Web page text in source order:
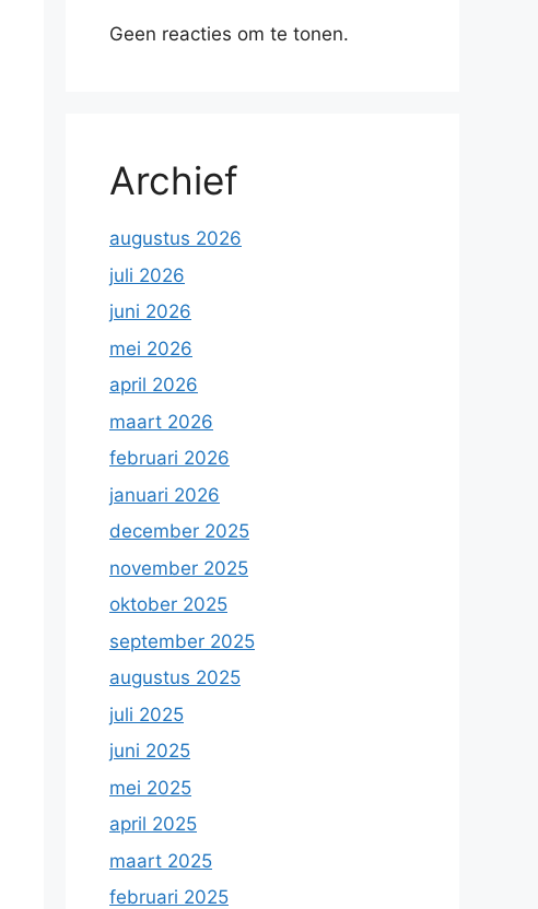
Geen reacties om te tonen.
Archief
augustus 2026
juli 2026
juni 2026
mei 2026
april 2026
maart 2026
februari 2026
januari 2026
december 2025
november 2025
oktober 2025
september 2025
augustus 2025
juli 2025
juni 2025
mei 2025
april 2025
maart 2025
februari 2025